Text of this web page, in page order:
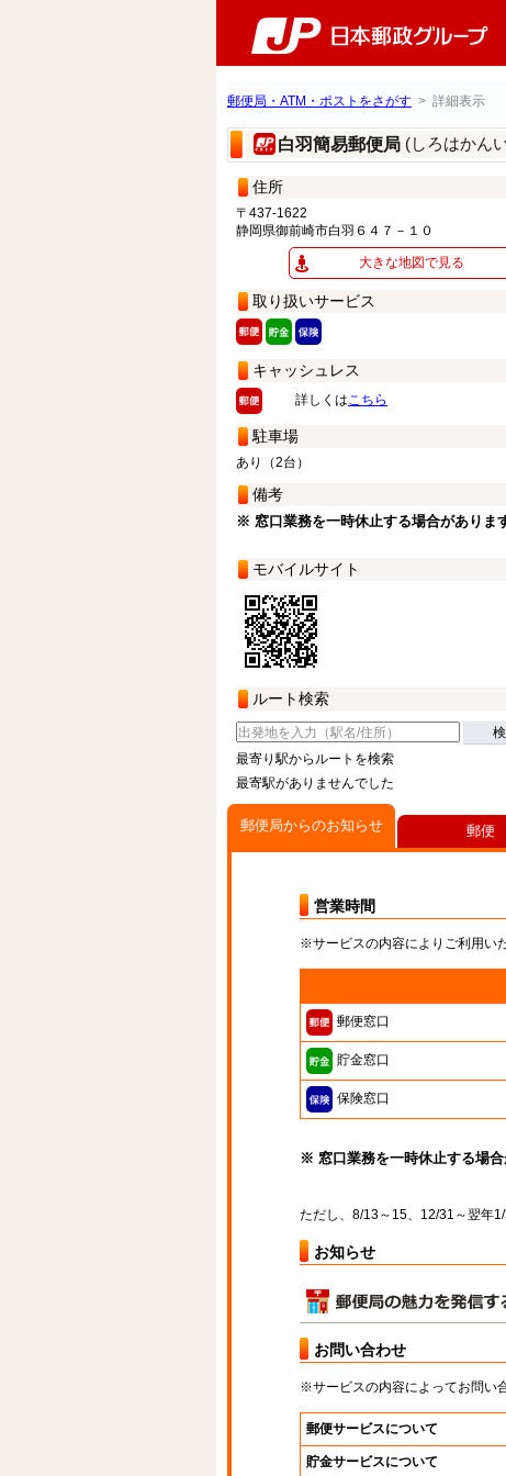
郵便局・ATM・ポストをさがす > 詳細表示
白羽簡易郵便局 (しろはかん
住所
〒437-1622
静岡県御前崎市白羽６４７－１０
大きな地図で見る
取り扱いサービス
キャッシュレス
詳しくはこちら
駐車場
あり（2台）
備考
※ 窓口業務を一時休止する場合があります
モバイルサイト
ルート検索
最寄り駅からルートを検索
最寄駅がありませんでした
郵便局からのお知らせ
営業時間
※サービスの内容によりご利用い
郵便窓口
貯金窓口
保険窓口
※ 窓口業務を一時休止する場合
ただし、8/13～15、12/31～翌年
お知らせ
お問い合わせ
※サービスの内容によってお問い
郵便サービスについて
貯金サービスについて
郵便